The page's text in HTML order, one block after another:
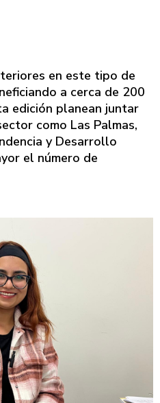
en este tipo de
a cerca de 200
edición planean juntar
como Las Palmas,
y Desarrollo
el número de